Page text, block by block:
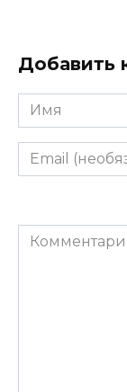
Добавить
Имя
Email
Комментарий